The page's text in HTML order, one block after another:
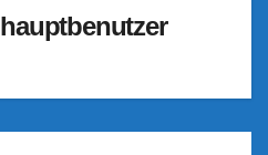
hauptbenutzer